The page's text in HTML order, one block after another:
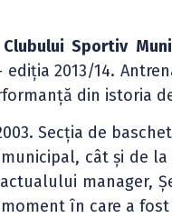
Clubului Sportiv
2013/14.
din istoria
Secția de
cât și de
manager,
în care a fost